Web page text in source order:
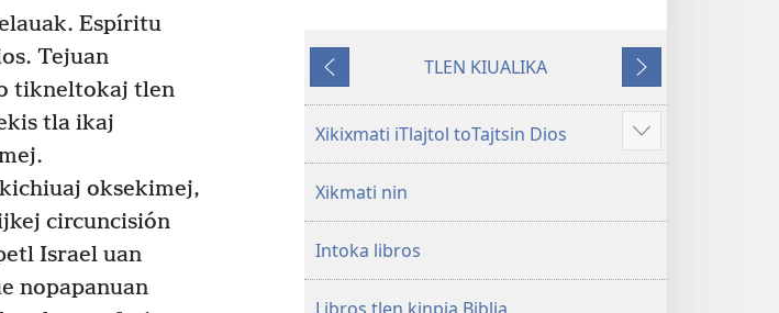
Espíritu
Tejuan
tikneltokaj tlen
tla ikaj
oksekimej,
circuncisión
Israel uan
nopapanuan
Dios.
del
Nuevo
Dios.
del
Nuevo
Kanin
otikatka
TLEN KIUALIKA
Okse
Xikixmati iTlajtol toTajtsin Dios
Ma
mota
Xikmati nin
Intoka libros